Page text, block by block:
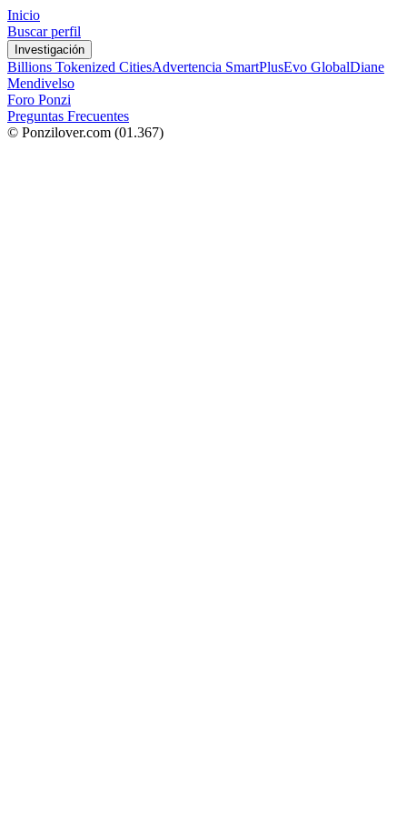
Inicio
Buscar perfil
Investigación
Billions Tokenized CitiesAdvertencia SmartPlusEvo GlobalDiane
Mendivelso
Foro Ponzi
Preguntas Frecuentes
© Ponzilover.com (01.367)